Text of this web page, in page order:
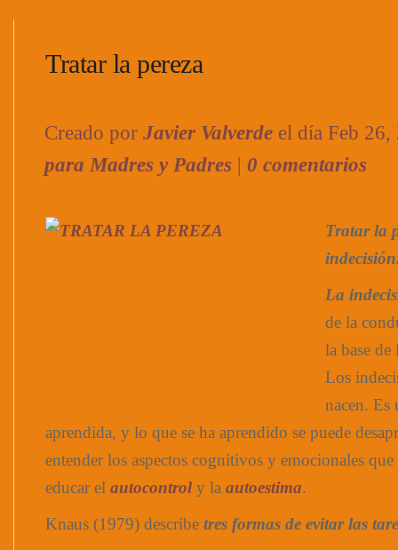
Tratar la pereza
Creado por Javier Valverde el día Feb
para Madres y Padres | 0 comentarios
Tratar la
La
de la
la base
Los
nacen. Es
aprendida, y lo que se ha aprendido se puede
entender los aspectos cognitivos y emocionales
educar el autocontrol y la autoestima.
Knaus (1979) describe tres formas de evitar las